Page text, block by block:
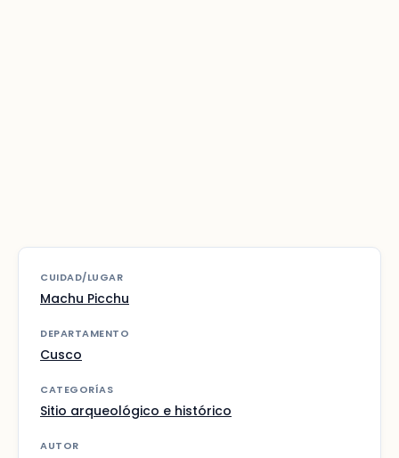
CUIDAD/LUGAR
Machu Picchu
DEPARTAMENTO
Cusco
CATEGORÍAS
Sitio arqueológico e histórico
AUTOR